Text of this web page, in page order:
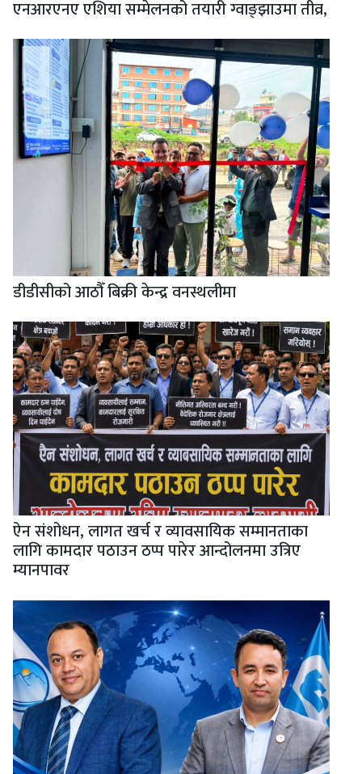
एनआरएनए एशिया सम्मेलनको तयारी ग्वाङ्झाउमा तीव्र,
डीडीसीको आठौँ बिक्री केन्द्र वनस्थलीमा
ऐन संशोधन, लागत खर्च र व्यावसायिक सम्मानताका
लागि कामदार पठाउन ठप्प पारेर आन्दोलनमा उत्रिए
म्यानपावर